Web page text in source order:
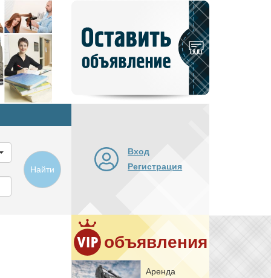
объявление
Найти
Вход
Регистрация
объявления
Арен­да